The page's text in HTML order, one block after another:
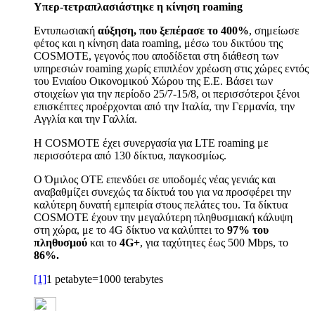
Υπερ-τετραπλασιάστηκε η κίνηση roaming
Εντυπωσιακή αύξηση, που ξεπέρασε το 400%, σημείωσε
φέτος και η κίνηση data roaming, μέσω του δικτύου της
COSMOTE, γεγονός που αποδίδεται στη διάθεση των
υπηρεσιών roaming χωρίς επιπλέον χρέωση στις χώρες εντός
του Ενιαίου Οικονομικού Χώρου της Ε.Ε. Βάσει των
στοιχείων για την περίοδο 25/7-15/8, οι περισσότεροι ξένοι
επισκέπτες προέρχονται από την Ιταλία, την Γερμανία, την
Αγγλία και την Γαλλία.
Η COSMOTE έχει συνεργασία για LTE roaming με
περισσότερα από 130 δίκτυα, παγκοσμίως.
Ο Όμιλος ΟΤΕ επενδύει σε υποδομές νέας γενιάς και
αναβαθμίζει συνεχώς τα δίκτυά του για να προσφέρει την
καλύτερη δυνατή εμπειρία στους πελάτες του. Τα δίκτυα
COSMOTE έχουν την μεγαλύτερη πληθυσμιακή κάλυψη
στη χώρα, με το 4G δίκτυο να καλύπτει το 97% του
πληθυσμού και το 4G+, για ταχύτητες έως 500 Mbps, το
86%.
[1]1 petabyte=1000 terabytes